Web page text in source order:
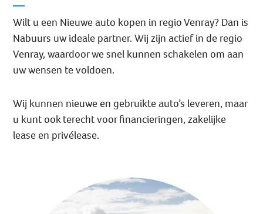
Wilt u een Nieuwe auto kopen in regio Venray? Dan is
Nabuurs uw ideale partner. Wij zijn actief in de regio
Venray, waardoor we snel kunnen schakelen om aan
uw wensen te voldoen.
Wij kunnen nieuwe en gebruikte auto’s leveren, maar
u kunt ook terecht voor financieringen, zakelijke
lease en privélease.